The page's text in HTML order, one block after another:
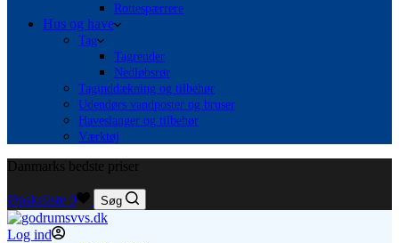
Rottespærrere
Hus og have
Tag
Tagrender
Nedløbsrør
Taginddækning og tilbehør
Udendørs vandposter og bruser
Haveslanger og tilbehør
Værktøj
Danmarks bedste priser
Ønskeliste 0 Søg
Log ind